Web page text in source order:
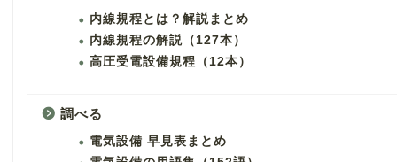
内線規程とは？解説まとめ
内線規程の解説（127本）
高圧受電設備規程（12本）
調べる
電気設備 早見表まとめ